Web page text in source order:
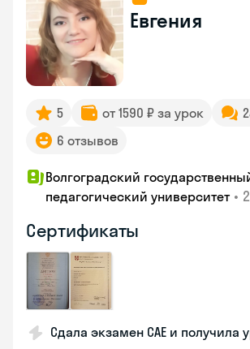
Евгения
5 от 1590 ₽ за урок
6 отзывов
Волгоградский
педагогический университет •
Сертификаты
Сдала экзамен CAE и получила